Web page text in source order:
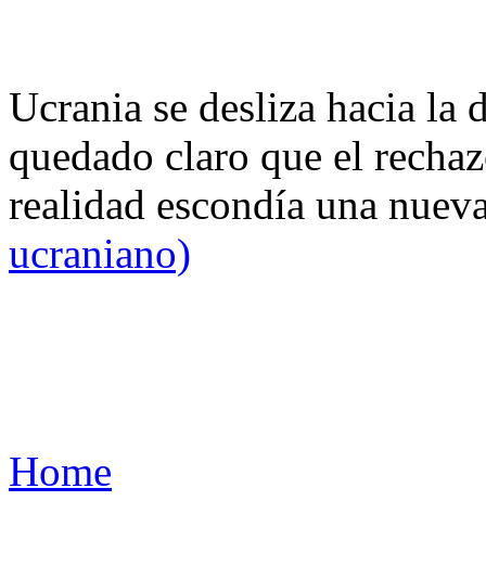
Ucrania se desliza hacia
quedado claro que el
realidad escondía una
ucraniano)
Home